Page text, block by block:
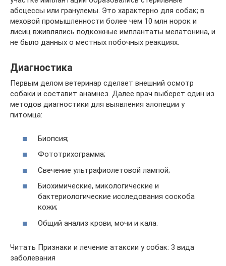
абсцессы или гранулемы. Это характерно для собак; в
меховой промышленности более чем 10 млн норок и
лисиц вживлялись подкожные имплантаты мелатонина, и
не было данных о местных побочных реакциях.
Диагностика
Первым делом ветеринар сделает внешний осмотр
собаки и составит анамнез. Далее врач выберет один из
методов диагностики для выявления алопеции у
питомца:
Биопсия;
Фототрихограмма;
Свечение ультрафиолетовой лампой;
Биохимические, микологические и
бактериологические исследования соскоба
кожи;
Общий анализ крови, мочи и кала.
Читать Признаки и лечение атаксии у собак: 3 вида
заболевания